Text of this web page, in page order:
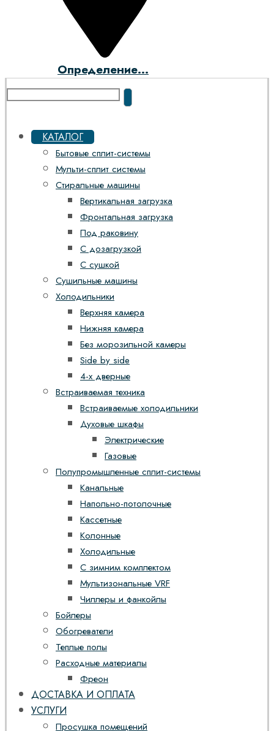
Определение...
КАТАЛОГ
Бытовые сплит-системы
Мульти-сплит системы
Стиральные машины
Вертикальная загрузка
Фронтальная загрузка
Под раковину
С дозагрузкой
С сушкой
Сушильные машины
Холодильники
Верхняя камера
Нижняя камера
Без морозильной камеры
Side by side
4-х дверные
Встраиваемая техника
Встраиваемые холодильники
Духовые шкафы
Электрические
Газовые
Полупромышленные сплит-системы
Канальные
Напольно-потолочные
Кассетные
Колонные
Холодильные
С зимним комплектом
Мультизональные VRF
Чиллеры и фанкойлы
Бойлеры
Обогреватели
Теплые полы
Расходные материалы
Фреон
ДОСТАВКА И ОПЛАТА
УСЛУГИ
Просушка помещений